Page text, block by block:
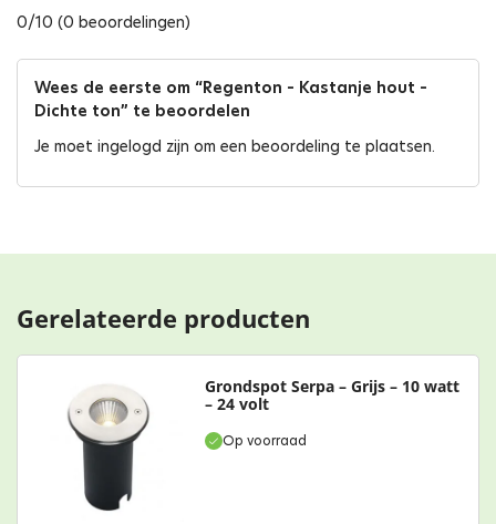
0/10 (0 beoordelingen)
Wees de eerste om “Regenton – Kastanje hout –
Dichte ton” te beoordelen
Je moet ingelogd zijn om een beoordeling te plaatsen.
Gerelateerde producten
Op voorraad
Grondspot Serpa – Grijs – 10 watt
– 24 volt